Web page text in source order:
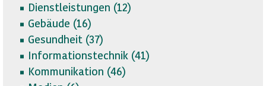
Dienstleistungen (12)
Gebäude (16)
Gesundheit (37)
Informationstechnik (41)
Kommunikation (46)